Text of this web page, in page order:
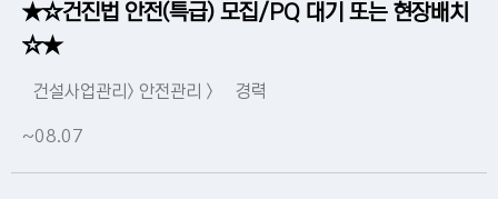
★☆건진법 안전(특급) 모집/PQ 대기 또는 현장배치
☆★
건설사업관리> 안전관리 > 경력
~08.07